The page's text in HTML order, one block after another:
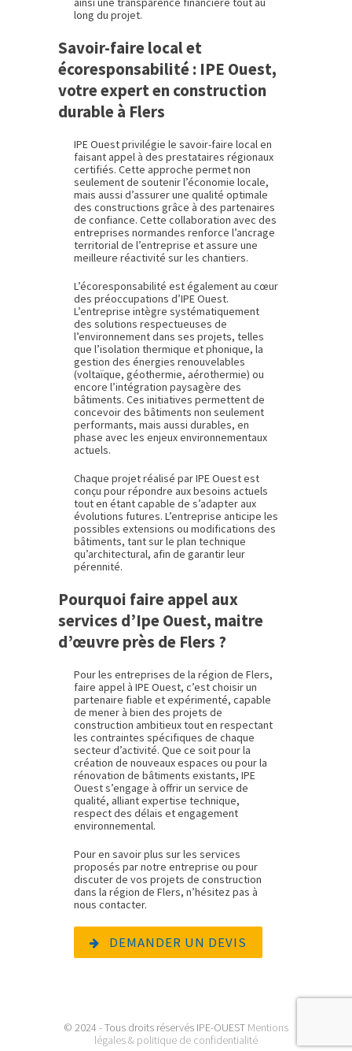
long du projet.
Savoir-faire local et
écoresponsabilité : IPE Ouest,
votre expert en construction
durable à Flers
IPE Ouest privilégie le savoir-faire local en
faisant appel à des prestataires régionaux
certifiés. Cette approche permet non
seulement de soutenir l’économie locale,
mais aussi d’assurer une qualité optimale
des constructions grâce à des partenaires
de confiance. Cette collaboration avec des
entreprises normandes renforce l’ancrage
territorial de l’entreprise et assure une
meilleure réactivité sur les chantiers.
L’écoresponsabilité est également au cœur
des préoccupations d’IPE Ouest.
L’entreprise intègre systématiquement
des solutions respectueuses de
l’environnement dans ses projets, telles
que l’isolation thermique et phonique, la
gestion des énergies renouvelables
(voltaïque, géothermie, aérothermie) ou
encore l’intégration paysagère des
bâtiments. Ces initiatives permettent de
concevoir des bâtiments non seulement
performants, mais aussi durables, en
phase avec les enjeux environnementaux
actuels.
Chaque projet réalisé par IPE Ouest est
conçu pour répondre aux besoins actuels
tout en étant capable de s’adapter aux
évolutions futures. L’entreprise anticipe les
possibles extensions ou modifications des
bâtiments, tant sur le plan technique
qu’architectural, afin de garantir leur
pérennité.
Pourquoi faire appel aux
services d’Ipe Ouest, maitre
d’œuvre près de Flers ?
Pour les entreprises de la région de Flers,
faire appel à IPE Ouest, c’est choisir un
partenaire fiable et expérimenté, capable
de mener à bien des projets de
construction ambitieux tout en respectant
les contraintes spécifiques de chaque
secteur d’activité. Que ce soit pour la
création de nouveaux espaces ou pour la
rénovation de bâtiments existants, IPE
Ouest s’engage à offrir un service de
qualité, alliant expertise technique,
respect des délais et engagement
environnemental.
Pour en savoir plus sur les services
proposés par notre entreprise ou pour
discuter de vos projets de construction
dans la région de Flers, n’hésitez pas à
nous contacter.
DEMANDER UN DEVIS
© 2024 - Tous droits réservés IPE-OUEST Mentions
légales & politique de confidentialité